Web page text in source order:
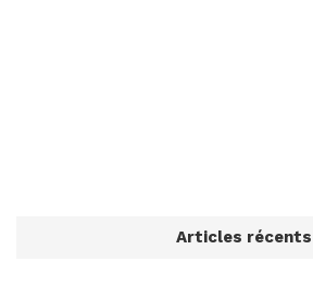
Articles récents